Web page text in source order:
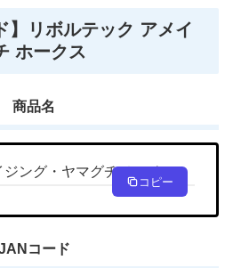
】リボルテック アメイ
ホークス
商品名
ジング・ヤマグチ ホークス
コピー
コード